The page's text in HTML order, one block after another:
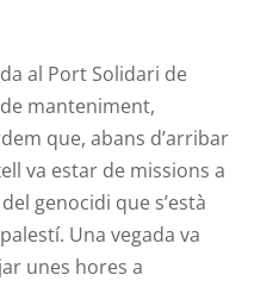
al Port Solidari de
manteniment,
que, abans d’arribar
va estar de missions a
genocidi que s’està
Una vegada va
unes hores a